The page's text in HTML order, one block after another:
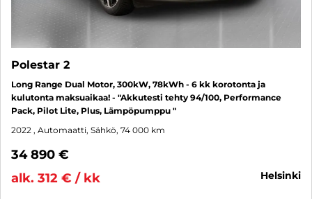
Polestar 2
Long Range Dual Motor, 300kW, 78kWh - 6 kk korotonta ja
kulutonta maksuaikaa! - "Akkutesti tehty 94/100, Performance
Pack, Pilot Lite, Plus, Lämpöpumppu "
2022 , Automaatti, Sähkö, 74 000 km
34 890 €
alk. 312 € / kk
helsinki